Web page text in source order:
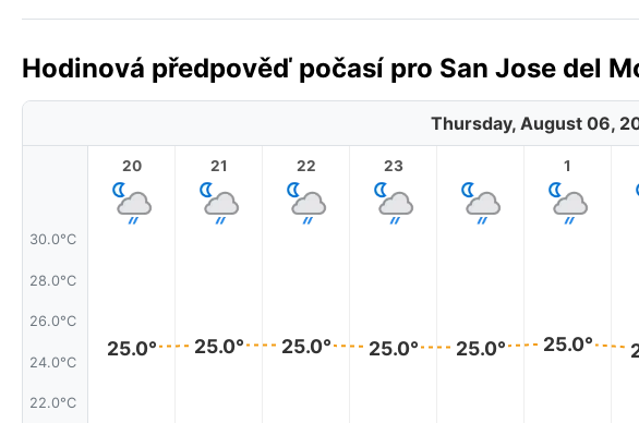
Hodinová předpověď počasí pro San Jose del
Thursday, August 06,
30.0°C
28.0°C
26.0°C
24.0°C
22.0°C
20
25.0°
21
25.0°
22
25.0°
23
25.0° 25.0°
1
25.0°